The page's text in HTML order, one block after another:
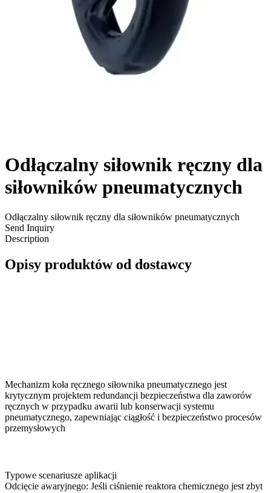
Odłączalny siłownik ręczny dla
siłowników pneumatycznych
Odłączalny siłownik ręczny dla siłowników pneumatycznych
Send Inquiry
Description
Opisy produktów od dostawcy
Mechanizm koła ręcznego siłownika pneumatycznego jest
krytycznym projektem redundancji bezpieczeństwa dla zaworów
ręcznych w przypadku awarii lub konserwacji systemu
pneumatycznego, zapewniając ciągłość i bezpieczeństwo procesów
przemysłowych
Typowe scenariusze aplikacji
Odcięcie awaryjnego: Jeśli ciśnienie reaktora chemicznego jest zbyt